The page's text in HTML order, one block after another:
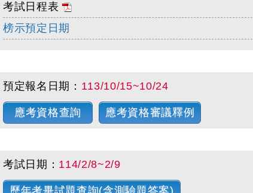
考試日程表
榜示預定日期
預定報名日期： 113/10/15~10/24
應考資格查詢 應考資格審議釋例
考試日期： 114/2/8~2/9
歷年考畢試題查詢(含測驗題答案)